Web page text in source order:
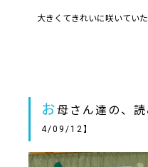
大きくてきれいに咲いてい
お母さん達の、
4/09/12】